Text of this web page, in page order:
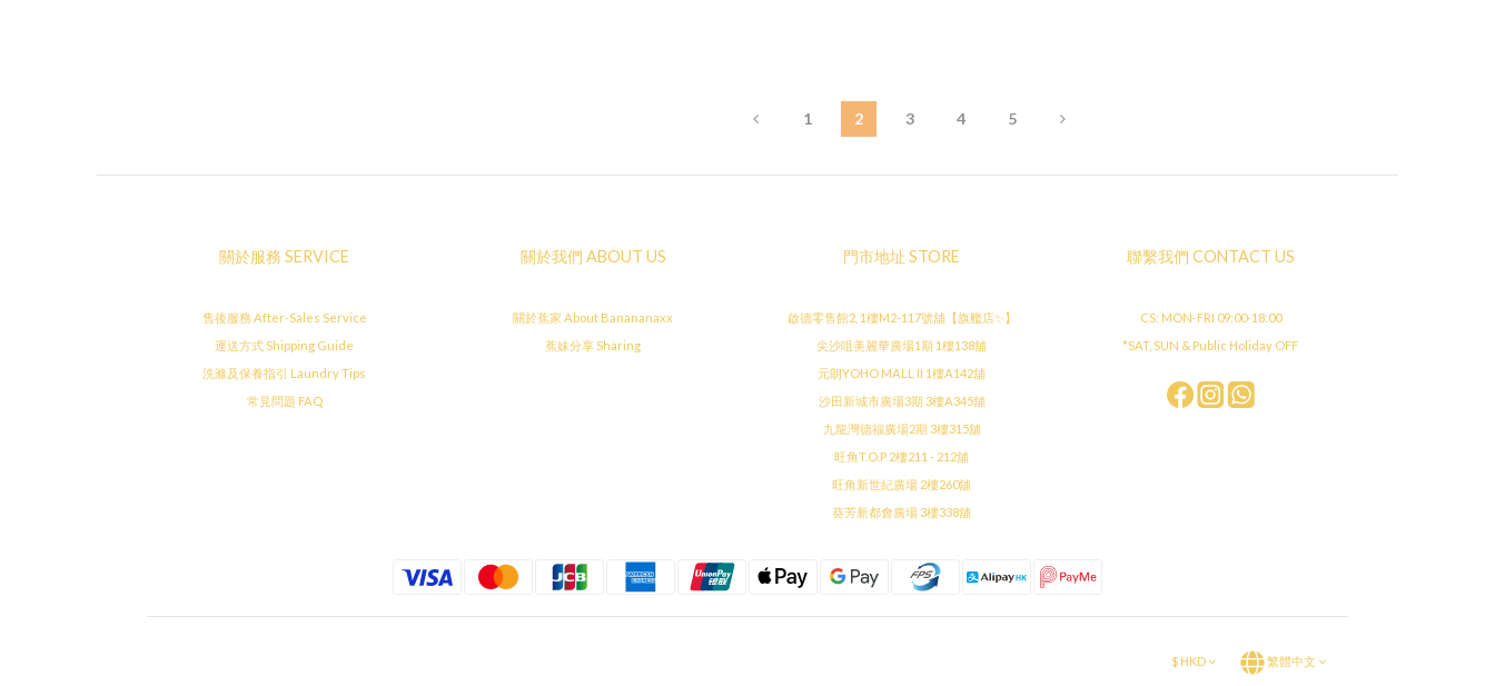
1 2 3 4 5
關於服務 SERVICE
售後服務 After-Sales Service
運送方式 Shipping Guide
洗滌及保養指引 Laundry Tips
常見問題 FAQ
關於我們 ABOUT US
關於蕉家 About Banananaxx
蕉妹分享 Sharing
門市地址 STORE
啟德零售館2, 1樓M2-117號舖【旗艦店✨】
尖沙咀美麗華廣場1期 1樓138舖
元朗YOHO MALL II 1樓A142舖
沙田新城市廣場3期 3樓A345舖
九龍灣德福廣場2期 3樓315舖
旺角T.O.P 2樓211 - 212舖
旺角新世紀廣場 2樓260舖
葵芳新都會廣場 3樓338舖
聯繫我們 CONTACT US
CS: MON-FRI 09:00-18:00
*SAT, SUN & Public Holiday OFF
$ HKD 繁體中文